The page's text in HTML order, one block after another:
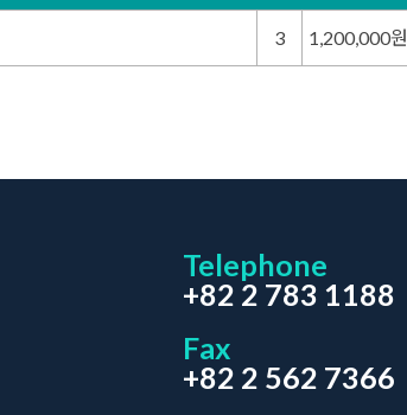
3 1,200,000원
Telephone
+82 2 783 1188
Fax
+82 2 562 7366